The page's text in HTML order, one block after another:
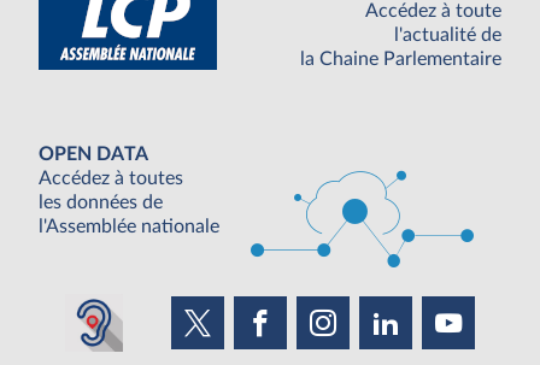
Accédez à toute
l'actualité de
la Chaine Parlementaire
OPEN DATA
Accédez à toutes
les données de
l'Assemblée nationale